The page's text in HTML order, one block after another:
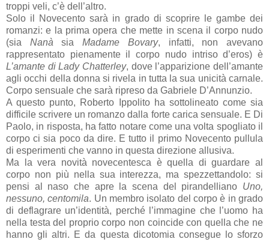
troppi veli, c’è dell’altro.
Solo il Novecento sarà in grado di scoprire le gambe dei
romanzi: e la prima opera che mette in scena il corpo nudo
(sia Nanà siaMadame Bovary, infatti, non avevano
rappresentato pienamente il corpo nudo intriso d’eros) è
L’amante di Lady Chatterley, dove l’apparizione dell’amante
agli occhi della donna si rivela in tutta la sua unicità carnale.
Corpo sensuale che sarà ripreso da Gabriele D’Annunzio.
A questo punto, Roberto Ippolito ha sottolineato come sia
difficile scrivere un romanzo dalla forte carica sensuale. E Di
Paolo, in risposta, ha fatto notare come una volta spogliato il
corpo ci sia poco da dire. E tutto il primo Novecento pullula
di esperimenti che vanno in questa direzione allusiva.
Ma la vera novità novecentesca è quella di guardare al
corpo non più nella sua interezza, ma spezzettandolo: si
pensi al naso che apre la scena del pirandelliano Uno,
nessuno, centomila. Un membro isolato del corpo è in grado
di deflagrare un’identità, perché l’immagine che l’uomo ha
nella testa del proprio corpo non coincide con quella che ne
hanno gli altri. E da questa dicotomia consegue lo sforzo